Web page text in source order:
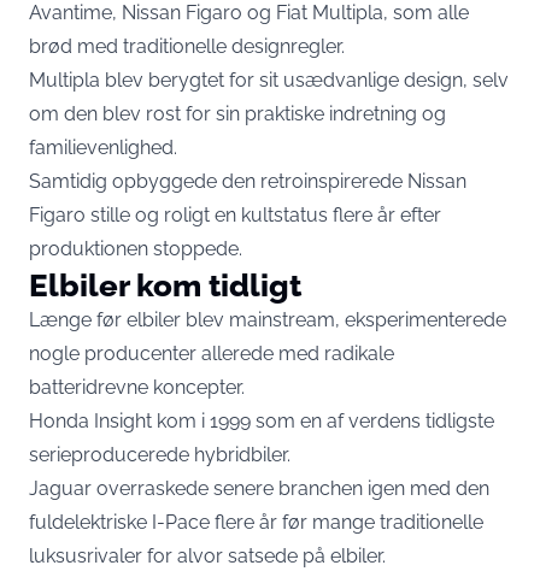
Avantime, Nissan Figaro og Fiat Multipla, som alle
brød med traditionelle designregler.
Multipla blev berygtet for sit usædvanlige design, selv
om den blev rost for sin praktiske indretning og
familievenlighed.
Samtidig opbyggede den retroinspirerede Nissan
Figaro stille og roligt en kultstatus flere år efter
produktionen stoppede.
Elbiler kom tidligt
Længe før elbiler blev mainstream, eksperimenterede
nogle producenter allerede med radikale
batteridrevne koncepter.
Honda Insight kom i 1999 som en af verdens tidligste
serieproducerede hybridbiler.
Jaguar overraskede senere branchen igen med den
fuldelektriske I-Pace flere år før mange traditionelle
luksusrivaler for alvor satsede på elbiler.